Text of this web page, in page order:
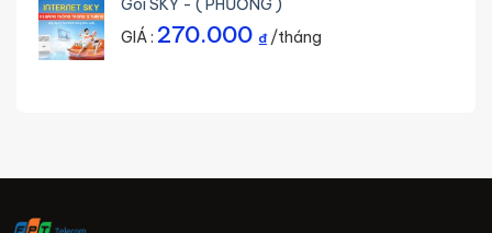
Gói SKY - ( PHƯỜNG )
GIÁ : 270.000 ₫/tháng